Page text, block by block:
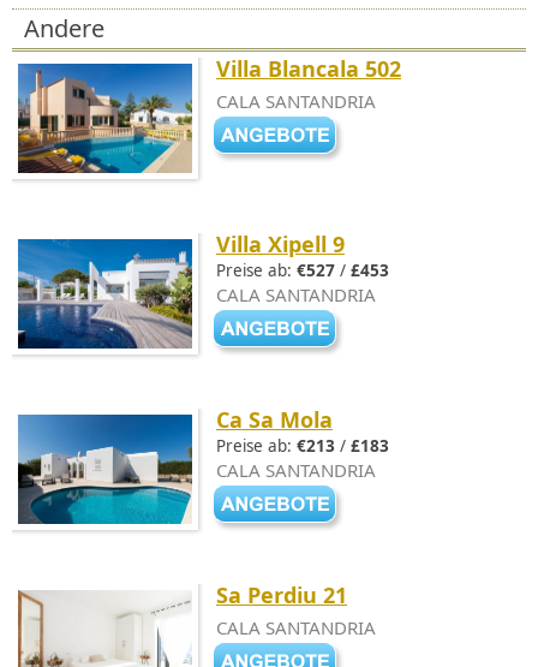
Andere
Villa Blancala 502
CALA SANTANDRIA
Villa Xipell 9
Preise ab: €527 / £453
CALA SANTANDRIA
Ca Sa Mola
Preise ab: €213 / £183
CALA SANTANDRIA
Sa Perdiu 21
CALA SANTANDRIA